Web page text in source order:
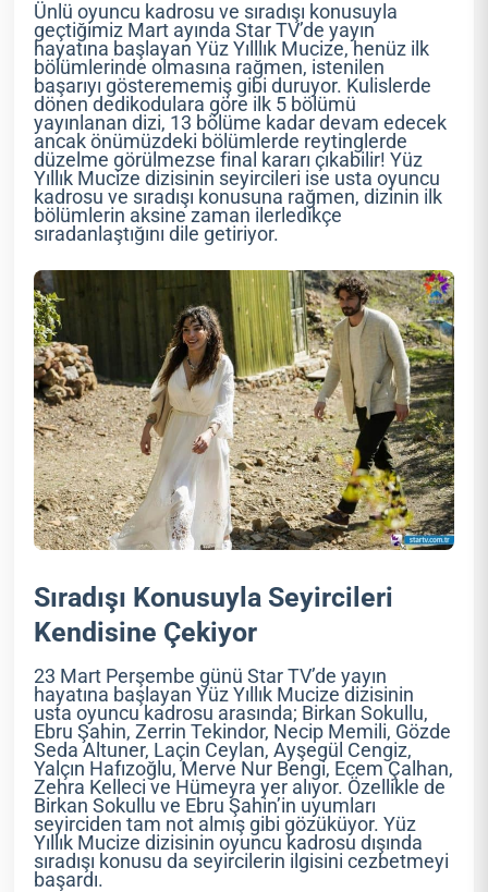
Ünlü oyuncu kadrosu ve sıradışı konusuyla
geçtiğimiz Mart ayında Star TV’de yayın
hayatına başlayan Yüz Yılllık Mucize, henüz ilk
bölümlerinde olmasına rağmen, istenilen
başarıyı gösterememiş gibi duruyor. Kulislerde
dönen dedikodulara göre ilk 5 bölümü
yayınlanan dizi, 13 bölüme kadar devam edecek
ancak önümüzdeki bölümlerde reytinglerde
düzelme görülmezse final kararı çıkabilir! Yüz
Yıllık Mucize dizisinin seyircileri ise usta oyuncu
kadrosu ve sıradışı konusuna rağmen, dizinin ilk
bölümlerin aksine zaman ilerledikçe
sıradanlaştığını dile getiriyor.
Sıradışı Konusuyla Seyircileri
Kendisine Çekiyor
23 Mart Perşembe günü Star TV’de yayın
hayatına başlayan Yüz Yıllık Mucize dizisinin
usta oyuncu kadrosu arasında; Birkan Sokullu,
Ebru Şahin, Zerrin Tekindor, Necip Memili, Gözde
Seda Altuner, Laçin Ceylan, Ayşegül Cengiz,
Yalçın Hafızoğlu, Merve Nur Bengi, Ecem Çalhan,
Zehra Kelleci ve Hümeyra yer alıyor. Özellikle de
Birkan Sokullu ve Ebru Şahin’in uyumları
seyirciden tam not almış gibi gözüküyor. Yüz
Yıllık Mucize dizisinin oyuncu kadrosu dışında
sıradışı konusu da seyircilerin ilgisini cezbetmeyi
başardı.